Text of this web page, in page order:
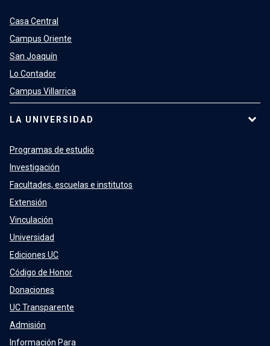
Casa Central
Campus Oriente
San Joaquín
Lo Contador
Campus Villarrica
LA UNIVERSIDAD
Programas de estudio
Investigación
Facultades, escuelas e institutos
Extensión
Vinculación
Universidad
Ediciones UC
Código de Honor
Donaciones
UC Transparente
Admisión
Información Para